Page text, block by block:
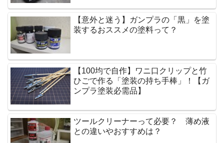
【意外と迷う】ガンプラの「黒」を塗
装するおススメの塗料って？
【100均で自作】ワニ口クリップと竹
ひごで作る「塗装の持ち手棒」！【ガ
ンプラ塗装必需品】
ツールクリーナーって必要？ 薄め液
との違いやおすすめは？